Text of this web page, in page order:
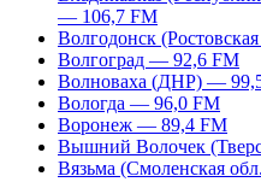
— 106,7 FM
Волгодонск
Волгоград — 92,6 FM
Волноваха (ДНР) —
Вологда — 96,0 FM
Воронеж — 89,4 FM
Вышний Волочек
Вязьма (Смоленская